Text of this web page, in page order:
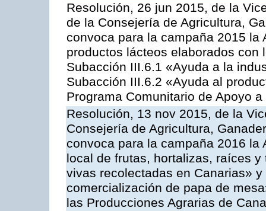
Resolución, 26 jun 2015, de la
de la Consejería de Agricultura,
convoca para la campaña 2015
productos lácteos elaborados
Subacción III.6.1 «Ayuda a la
Subacción III.6.2 «Ayuda al
Programa Comunitario de Apoyo
Resolución, 13 nov 2015, de la
Consejería de Agricultura,
convoca para la campaña 2016
local de frutas, hortalizas, raíces
vivas recolectadas en Canarias»
comercialización de papa de
las Producciones Agrarias de